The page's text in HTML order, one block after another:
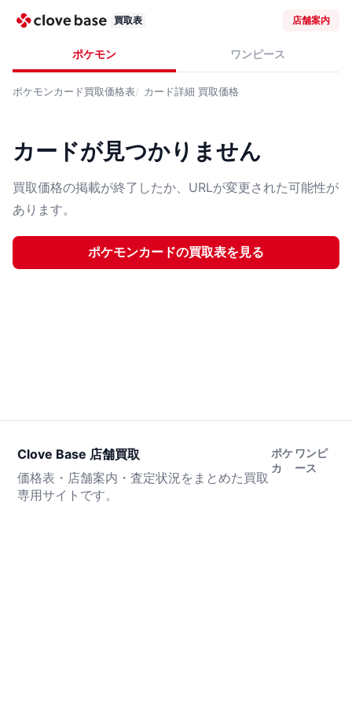
買取表 店舗案内
ポケモン ワンピース
ポケモンカード買取価格表 カード詳細 買取価格
カードが見つかりません
買取価格の掲載が終了したか、URLが変更された可能性が
あります。
ポケモンカードの買取表を見る
Clove Base 店舗買取
価格表・店舗案内・査定状況をまとめた買取
専用サイトです。
ポケ
カ
ワンピ
ース